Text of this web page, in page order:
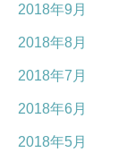
2018年9月
2018年8月
2018年7月
2018年6月
2018年5月